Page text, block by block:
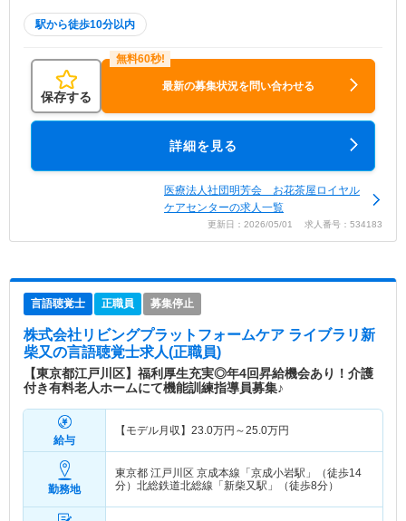
駅から徒歩10分以内
保存する
最新の募集状況を問い合わせる
詳細を見る
医療法人社団明芳会 お花茶屋ロイヤル
ケアセンターの求人一覧
更新日：2026/05/01 求人番号：534183
言語聴覚士 正職員 募集停止
株式会社リビングプラットフォームケア ライブラリ新
柴又の言語聴覚士求人(正職員)
【東京都江戸川区】福利厚生充実◎年4回昇給機会あり！介護
付き有料老人ホームにて機能訓練指導員募集♪
給与
【モデル月収】 23.0万円～25.0万円
勤務地
東京都 江戸川区 京成本線「京成小岩駅」（徒歩14
分）北総鉄道北総線「新柴又駅」（徒歩8分）